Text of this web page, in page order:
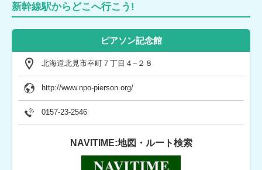
新幹線駅からどこへ行こう!
ピアソン記念館
北海道北見市幸町７丁目４−２８
http://www.npo-pierson.org/
0157-23-2546
NAVITIME:地図・ルート検索